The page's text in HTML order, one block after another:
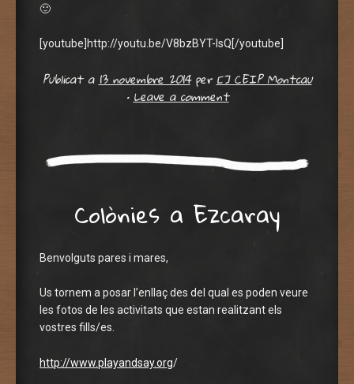
🙂
[youtube]http://youtu.be/V8bzBYT-lsQ[/youtube]
Publicat a13 novembre 2014per[] CEIP Montcau
•Leave a comment
Colònies a Ezcaray
Benvolguts pares i mares,
Us tornem a posar l’enllaç des del qual es poden veure
les fotos de les activitats que estan realitzant els
vostres fills/es.
http://www.playandsay.org/